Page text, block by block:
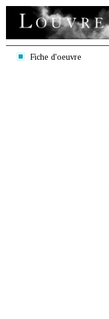
Fiche d'oeuvre